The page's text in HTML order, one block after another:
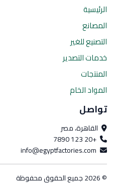
الرئيسية
المصانع
التصنيع للغير
خدمات التصدير
المنتجات
المواد الخام
تواصل
القاهرة، مصر
+20 123 7890
© 2026 جميع الحقوق محفوظة